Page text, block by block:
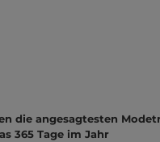
die angesagtesten
365 Tage im Jahr